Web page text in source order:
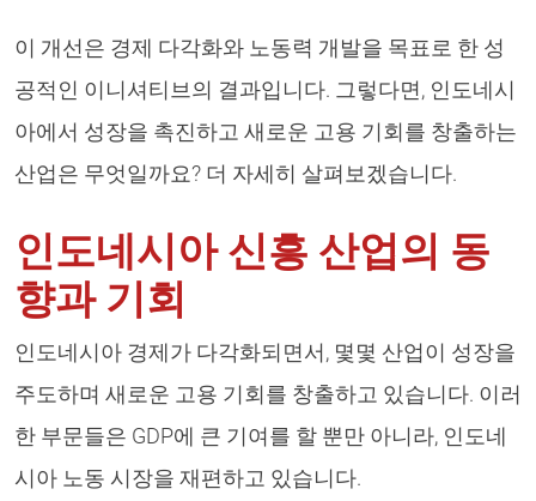
이 개선은 경제 다각화와 노동력 개발을 목표로 한 성
공적인 이니셔티브의 결과입니다. 그렇다면, 인도네시
아에서 성장을 촉진하고 새로운 고용 기회를 창출하는
산업은 무엇일까요? 더 자세히 살펴보겠습니다.
인도네시아 신흥 산업의 동
향과 기회
인도네시아 경제가 다각화되면서, 몇몇 산업이 성장을
주도하며 새로운 고용 기회를 창출하고 있습니다. 이러
한 부문들은 GDP에 큰 기여를 할 뿐만 아니라, 인도네
시아 노동 시장을 재편하고 있습니다.